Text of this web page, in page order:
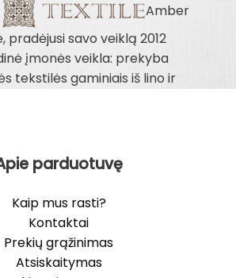
Amber
pradėjusi savo veiklą 2012
įmonės veikla: prekyba
tekstilės gaminiais iš lino ir
parduotuvę
Kaip mus rasti?
Kontaktai
Prekių grąžinimas
Atsiskaitymas